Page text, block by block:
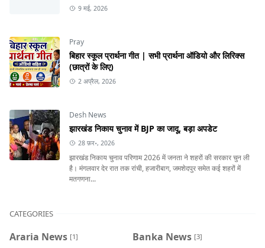
9 मई, 2026
Pray
बिहार स्कूल प्रार्थना गीत | सभी प्रार्थना ऑडियो और लिरिक्स
(छात्रों के लिए)
2 अप्रैल, 2026
Desh News
झारखंड निकाय चुनाव में BJP का जादू, बड़ा अपडेट
28 फ़र॰, 2026
झारखंड निकाय चुनाव परिणाम 2026 में जनता ने शहरों की सरकार चुन ली
है। मंगलवार देर रात तक रांची, हजारीबाग, जमशेदपुर समेत कई शहरों में
मतगणना...
CATEGORIES
Araria News [1] Banka News [3]